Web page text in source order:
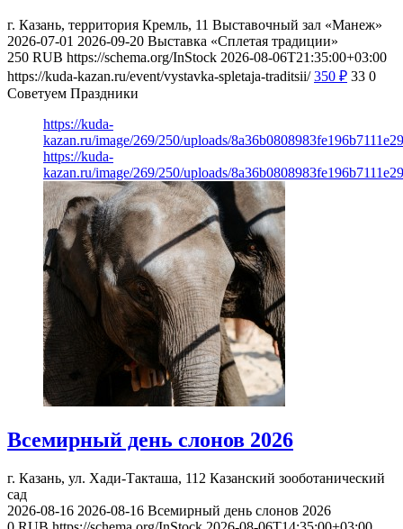
г. Казань, территория Кремль, 11 Выставочный зал «Манеж»
2026-07-01 2026-09-20 Выставка «Сплетая традиции»
250 RUB https://schema.org/InStock 2026-08-06T21:35:00+03:00
https://kuda-kazan.ru/event/vystavka-spletaja-traditsii/ 350 ₽ 33 0
Советуем Праздники
https://kuda-
kazan.ru/image/269/250/uploads/
https://kuda-
kazan.ru/image/269/250/uploads/
Всемирный день слонов 2026
г. Казань, ул. Хади-Такташа, 112 Казанский зооботанический
сад
2026-08-16 2026-08-16 Всемирный день слонов 2026